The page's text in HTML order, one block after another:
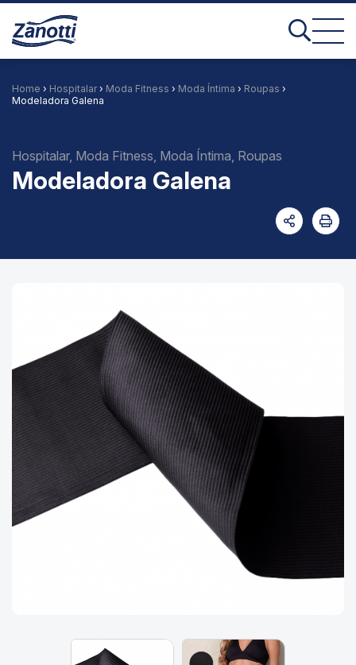
Home › Hospitalar› Moda Fitness › Moda Íntima › Roupas ›
Modeladora Galena
Hospitalar, Moda Fitness, Moda Íntima, Roupas
Modeladora Galena